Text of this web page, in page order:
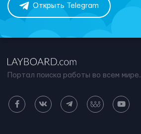
Открыть Telegram
Портал поиска работы во всем мире.